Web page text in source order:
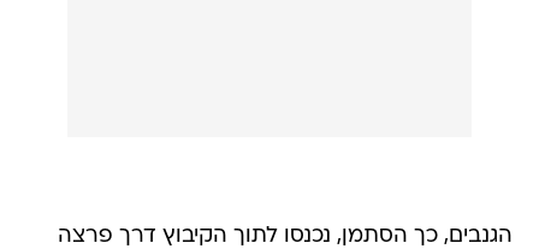
הגנבים, כך הסתמן, נכנסו לתוך הקיבוץ דרך פרצה